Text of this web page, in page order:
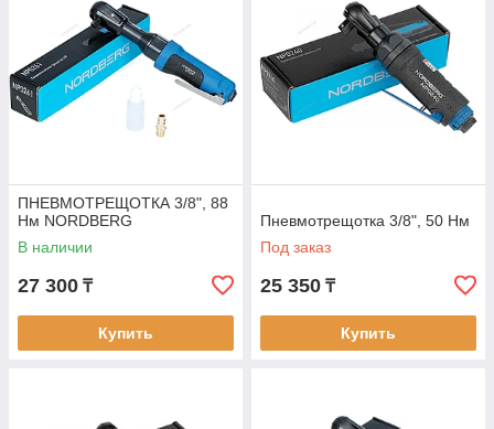
ПНЕВМОТРЕЩОТКА 3/8", 88
Нм NORDBERG
В наличии
27 300 ₸
Купить
Пневмотрещотка 3/8", 50 Нм
Под заказ
25 350 ₸
Купить